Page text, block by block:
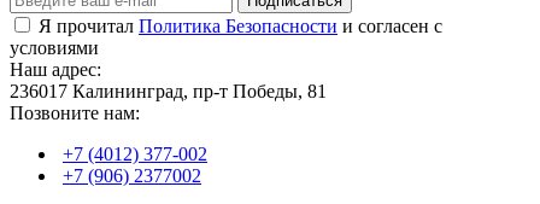
Я прочитал Политика Безопасности и согласен с
условиями
Наш адрес:
236017 Калининград,​ пр-т Победы, 81
Позвоните нам:
+7 (4012) 377-002
+7 (906) 2377002